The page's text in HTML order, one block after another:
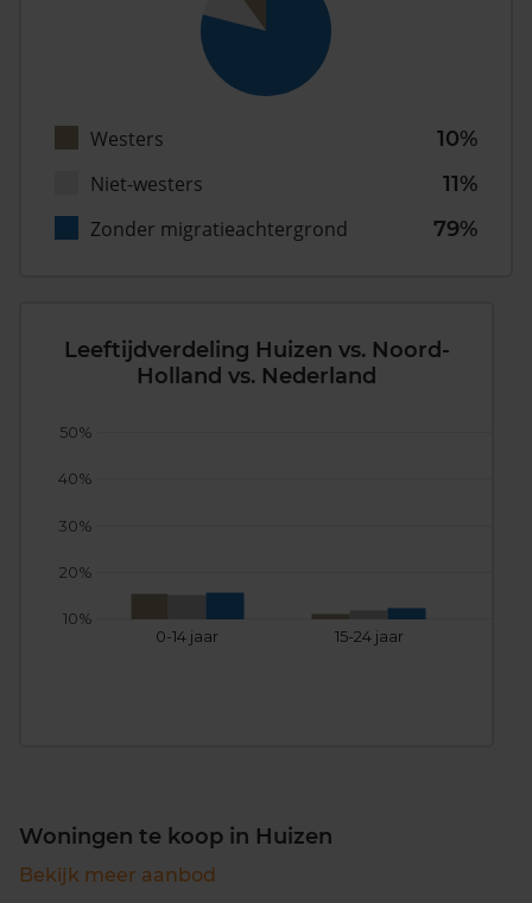
Westers
10%
Niet-westers
11%
Zonder migratieachtergrond
79%
Leeftijdverdeling Huizen vs. Noord-
Holland vs. Nederland
0-14 jaar 15-24 jaar
10%
20%
30%
40%
50%
Woningen te koop in Huizen
Bekijk meer aanbod